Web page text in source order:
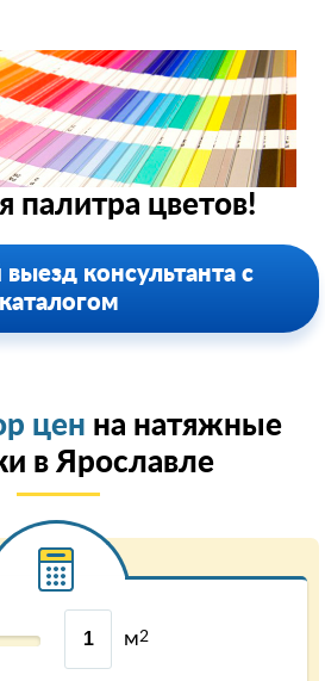
палитра цветов!
консультанта с
каталогом
цен на натяжные
в Ярославле
м2